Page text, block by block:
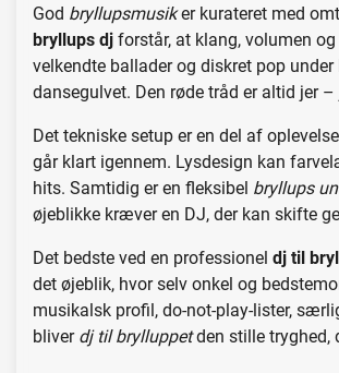
God bryllupsmusiker kurateret med
bryllups dj forstår, at klang, volumen
velkendte ballader og diskret pop
dansegulvet. Den røde tråd er altid jer
Det tekniske setup er en del af
går klart igennem. Lysdesign kan
hits. Samtidig er en fleksibel bryllups
øjeblikke kræver en DJ, der kan skifte
Det bedste ved en professionel dj til
det øjeblik, hvor selv onkel og
musikalsk profil, do-not-play-lister,
bliver dj til brylluppetden stille tryghed,